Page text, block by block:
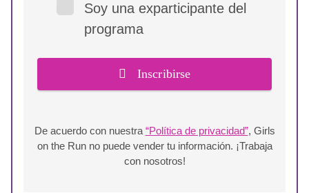
Inscribirse
Soy una exparticipante del
programa
De acuerdo con nuestra “Política de privacidad”, Girls
on the Run no puede vender tu información. ¡Trabaja
con nosotros!